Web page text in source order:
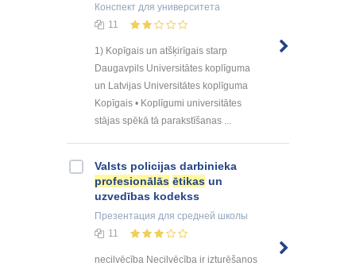
Конспект для университета
11
1) Kopīgais un atšķirīgais starp
Daugavpils Universitātes koplīguma
un Latvijas Universitātes koplīguma
Kopīgais • Koplīgumi universitātes
stājas spēkā tā parakstīšanas ...
Valsts policijas darbinieka
profesionālās ētikas un
uzvedības kodekss
Презентация для средней школы
11
necilvēcība Necilvēcība ir izturēšanos